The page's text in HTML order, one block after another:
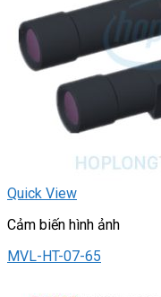
Quick View
Cảm biến hình ảnh
MVL-HT-07-65